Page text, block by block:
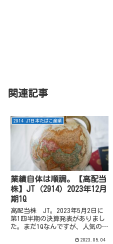
関連記事
2914 JT日本たばこ産業
業績自体は順調。【高配当
株】JT（2914）2023年12月
期1Q
高配当株 JT。2023年5月2日に
第1四半期の決算発表がありまし
た。まだ1Qなんですが、人気の
2023.05.04